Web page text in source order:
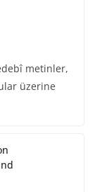
metinler,
üzerine